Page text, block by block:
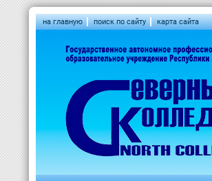
на главную поиск по сайту карта сайта